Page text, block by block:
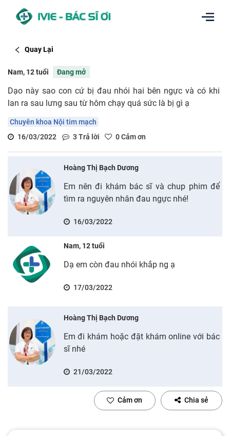
Quay Lại
Nam, 12 tuổi Đang mở
Dạo này sao con cứ bị đau nhói hai bên ngực và có khi
lan ra sau lưng sau từ hôm chạy quá sức là bị gì ạ
Chuyên khoa Nội tim mạch
16/03/2022
3 Trả lời 0Cảm ơn
Hoàng Thị Bạch Dương
Em nên đi khám bác sĩ và chup phim để
tìm ra nguyên nhân đau ngực nhé!
16/03/2022
Nam, 12 tuổi
Dạ em còn đau nhói khắp ng ạ
17/03/2022
Hoàng Thị Bạch Dương
Em đi khám hoặc đặt khám online với bác
sĩ nhé
21/03/2022
Cảm ơn Chia sẻ